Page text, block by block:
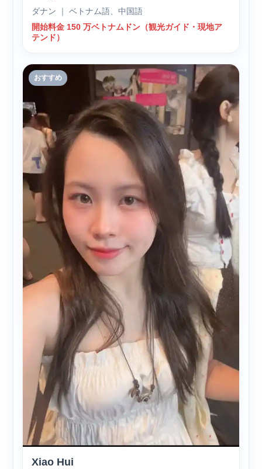
ダナン ｜ ベトナム語、中国語
開始料金 150 万ベトナムドン（観光ガイド・現地ア
テンド）
おすすめ
Xiao Hui